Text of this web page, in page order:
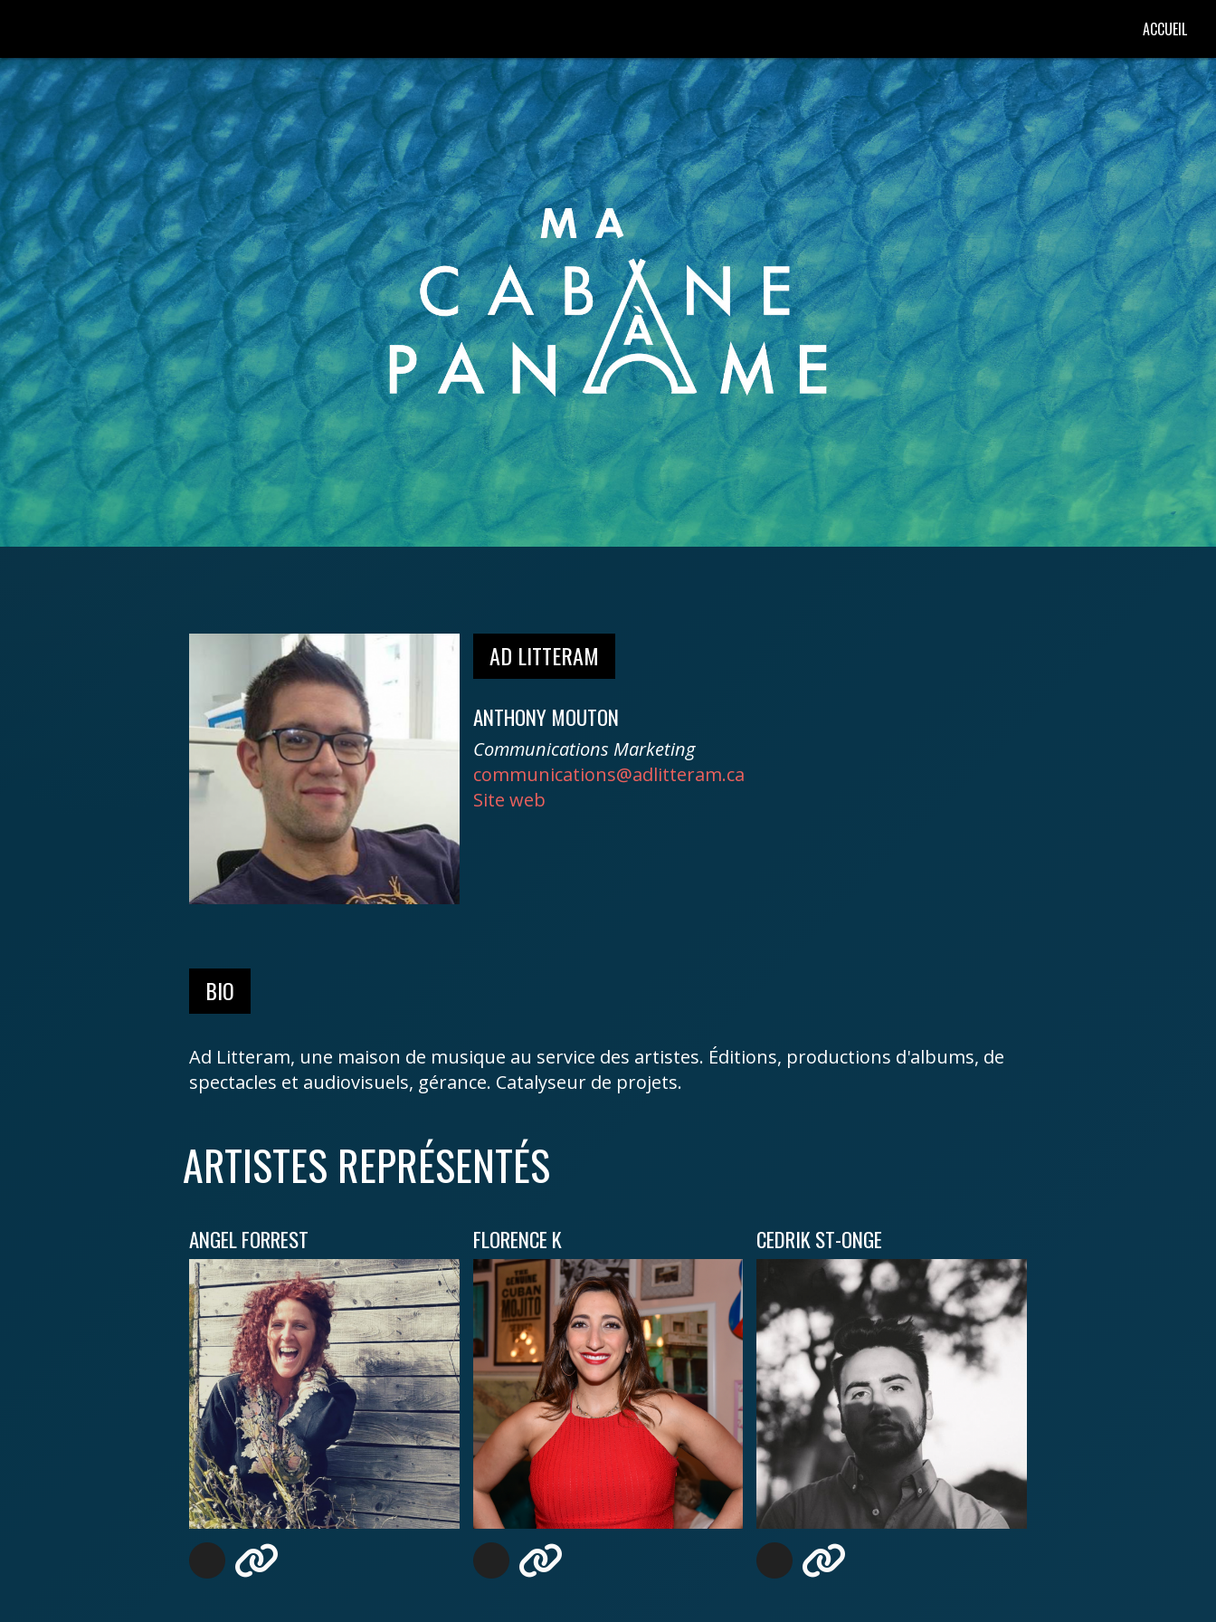
ACCUEIL
AD LITTERAM
ANTHONY MOUTON
Communications Marketing
communications@adlitteram.ca
Site web
BIO
Ad Litteram, une maison de musique au service des artistes. Éditions, productions d'albums, de
spectacles et audiovisuels, gérance. Catalyseur de projets.
ARTISTES REPRÉSENTÉS
ANGEL FORREST FLORENCE K CEDRIK ST-ONGE